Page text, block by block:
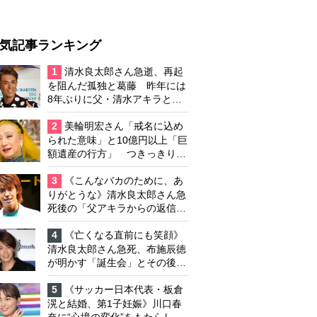
記事ランキング
1
清水良太郎さん急逝、再起
を阻んだ孤独と葛藤 昨年には
8年ぶりに父・清水アキラと共
演、本格的な活動再開に向かっ
ていたが…周囲が懸念していた
「不安定なところ」
2
美輪明宏さん「戒名に込め
られた意味」と10億円以上「巨
額遺産の行方」 つきっきりで
私生活をサポートしていた元俳
優が相続か
3
《こんなバカのために、あ
りがとうな》清水良太郎さん急
死後の「父アキラからの返信」
布施辰徳が涙で明かす「順番が
違う」
4
《亡くなる直前にも笑顔》
清水良太郎さん急死、布施辰徳
が明かす「誕生会」とその後の
メッセージ
5
《サッカー日本代表・板倉
滉と結婚、第1子妊娠》川口春